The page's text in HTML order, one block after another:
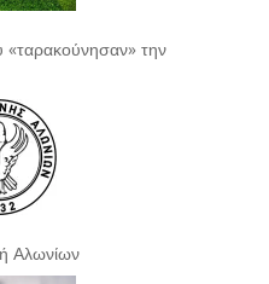
την
Αλωνίων